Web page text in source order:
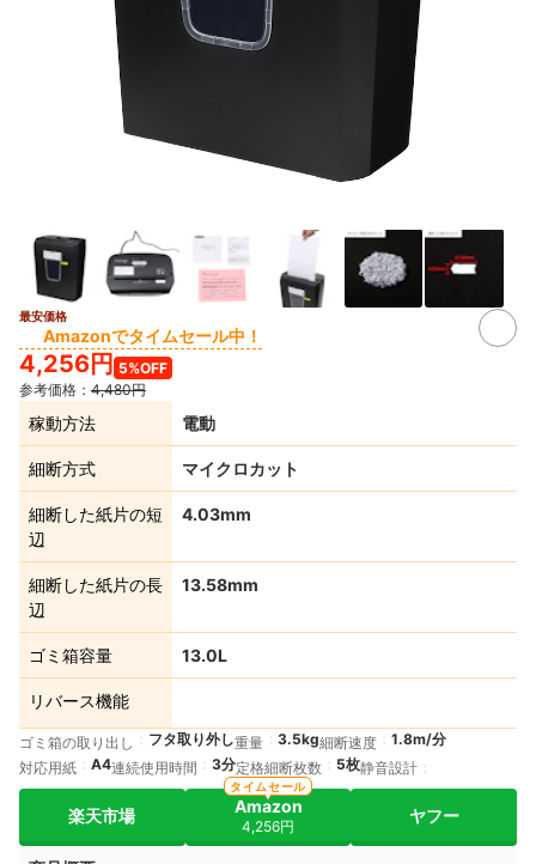
最安価格
Amazonでタイムセール中！
4,256円 5%OFF
参考価格： 4,480円
稼動方法 電動
細断方式 マイクロカット
細断した紙片の短
辺
4.03mm
細断した紙片の長
辺
13.58mm
ゴミ箱容量 13.0L
リバース機能
ゴミ箱の取り出し フタ取り外し重量 3.5kg細断速度
1.8m/分
対応用紙
A4連続使用時間 3分定格細断枚数 5枚静音設計
楽天市場 Amazon
4,256円
タイムセール
ヤフー